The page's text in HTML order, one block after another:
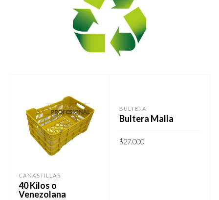
CANASTILLAS
40 Kilos o
Venezolana
BULTERA
Bultera Malla
$27.000